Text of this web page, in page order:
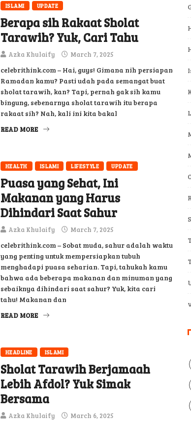
ISLAMI UPDATE
Berapa sih Rakaat Sholat
Tarawih? Yuk, Cari Tahu
Azka Khulaify March 7, 2025
celebrithink.com – Hai, guys! Gimana nih persiapan
Ramadan kamu? Pasti udah pada semangat buat
sholat tarawih, kan? Tapi, pernah gak sih kamu
bingung, sebenarnya sholat tarawih itu berapa
rakaat sih? Nah, kali ini kita bakal
READ MORE
HEALTH ISLAMI LIFESTYLE UPDATE
Puasa yang Sehat, Ini
Makanan yang Harus
Dihindari Saat Sahur
Azka Khulaify March 7, 2025
celebrithink.com – Sobat muda, sahur adalah waktu
yang penting untuk mempersiapkan tubuh
menghadapi puasa seharian. Tapi, tahukah kamu
bahwa ada beberapa makanan dan minuman yang
sebaiknya dihindari saat sahur? Yuk, kita cari
tahu! Makanan dan
READ MORE
HEADLINE ISLAMI
Sholat Tarawih Berjamaah
Lebih Afdol? Yuk Simak
Bersama
Azka Khulaify March 6, 2025